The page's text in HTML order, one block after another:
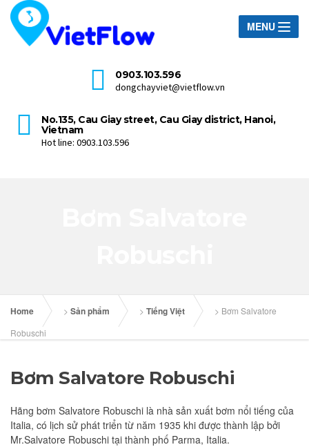
MENU
0903.103.596
dongchayviet@vietflow.vn
No.135, Cau Giay street, Cau Giay district, Hanoi,
Vietnam
Hot line: 0903.103.596
Home > Sản phẩm > Tiếng Việt > Bơm Salvatore
Robuschi
Bơm Salvatore Robuschi
Hãng bơm Salvatore Robuschi là nhà sản xuất bơm nổi tiếng của
Italia, có lịch sử phát triển từ năm 1935 khi được thành lập bởi
Mr.Salvatore Robuschi tại thành phố Parma, Italia.